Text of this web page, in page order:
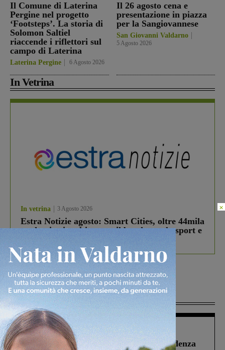
Il Comune di Laterina
Pergine nel progetto
‘Footsteps’. La storia di
Solomon Saltiel
riaccende i riflettori sul
campo di Laterina
Laterina Pergine 6 Agosto 2026
Il 26 agosto cena e
presentazione in piazza
per la Sangiovannese
San Giovanni Valdarno
5 Agosto 2026
In Vetrina
In vetrina 3 Agosto 2026
Estra Notizie agosto: Smart Cities, oltre 44mila
studenti coinvolti, torna il bando per lo sport e
debutta il podcast Estrair
Più lette
Figline Incisa Valdarno 1 Agosto 2026
Piscina di Figline finanziata oltre la scadenza
×